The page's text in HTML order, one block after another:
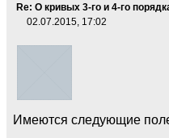
Re: О кривых 3-го и 4-го
02.07.2015, 17:02
Имеются следующие